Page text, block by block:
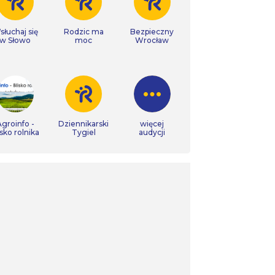
się
w Słowo
Rodzic ma
moc
Bezpieczny
Wrocław
-
rolnika
Dziennikarski
Tygiel
więcej
audycji